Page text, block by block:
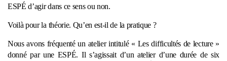
ESPÉ d’agir dans ce sens ou non.
Voilà pour la théorie. Qu’en est-il de la pratique ?
Nous avons fréquenté un atelier intitulé « Les difficultés de lecture »
donné par une ESPÉ. Il s’agissait d’un atelier d’une durée de six